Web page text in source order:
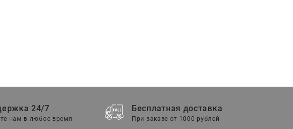
24/7
нам в любое время
Бесплатная доставка
При заказе от 1000 рублей